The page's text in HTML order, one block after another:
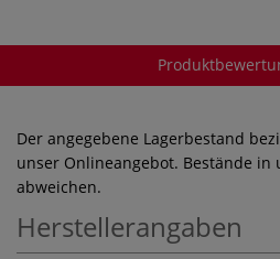
Der angegebene Lagerbestand
unser Onlineangebot. Bestände in
abweichen.
Herstellerangaben